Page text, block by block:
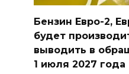
Бензин Евро-2,
будет
выводить в
1 июля 2027 года